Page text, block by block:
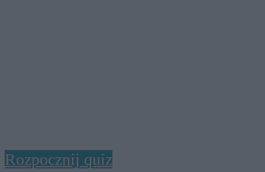
Rozpocznij quiz